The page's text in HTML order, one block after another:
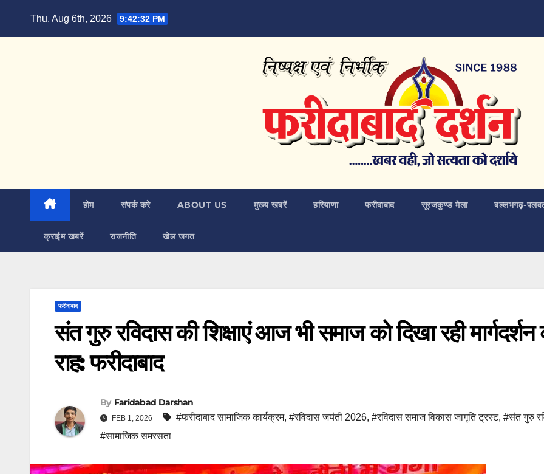
Thu. Aug 6th, 2026 9:42:33 PM
होम संपर्क करे ABOUT US मुख्य खबरें हरियाणा फरीदाबाद सूरजकुण्ड मेला बल्लभगढ़़-
क्राईम खबरें राजनीति खेल जगत
फरीदाबाद
संत गुरु रविदास की शिक्षाएं आज भी समाज को दिखा रही मार्गदर्शन
राह: फरीदाबाद
By Faridabad Darshan
FEB 1, 2026 #फरीदाबाद सामाजिक कार्यक्रम, #रविदास जयंती 2026, #रविदास समाज विकास जागृति ट्रस्ट, #संत गुरु
#सामाजिक समरसता